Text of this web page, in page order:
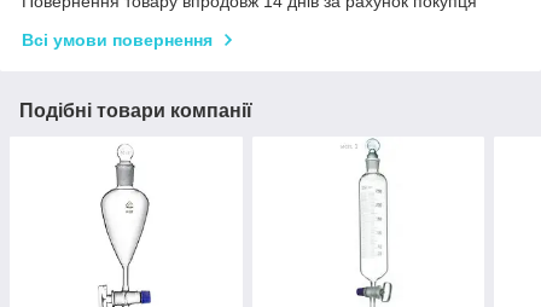
Всі умови повернення
Подібні товари компанії